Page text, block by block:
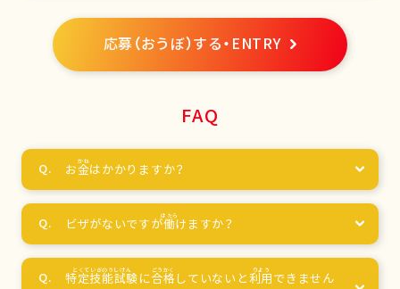
応募（おうぼ）する・ENTRY
FAQ
お金はかかりますか？
ビザがないですが働けますか？
特定技能試験に合格 していないと利用 できません